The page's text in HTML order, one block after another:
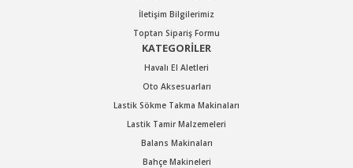
İletişim Bilgilerimiz
Toptan Sipariş Formu
KATEGORİLER
Havalı El Aletleri
Oto Aksesuarları
Lastik Sökme Takma Makinaları
Lastik Tamir Malzemeleri
Balans Makinaları
Bahçe Makineleri